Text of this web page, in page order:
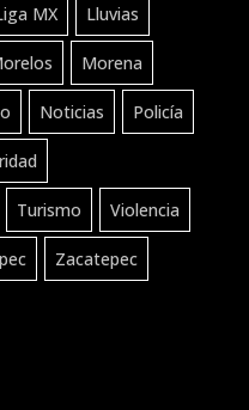
MX Lluvias
Morena
Noticias Policía
Turismo Violencia
Zacatepec